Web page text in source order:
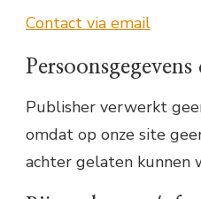
Contact via email
Publisher verwerkt
omdat op onze site
achter gelaten kunnen